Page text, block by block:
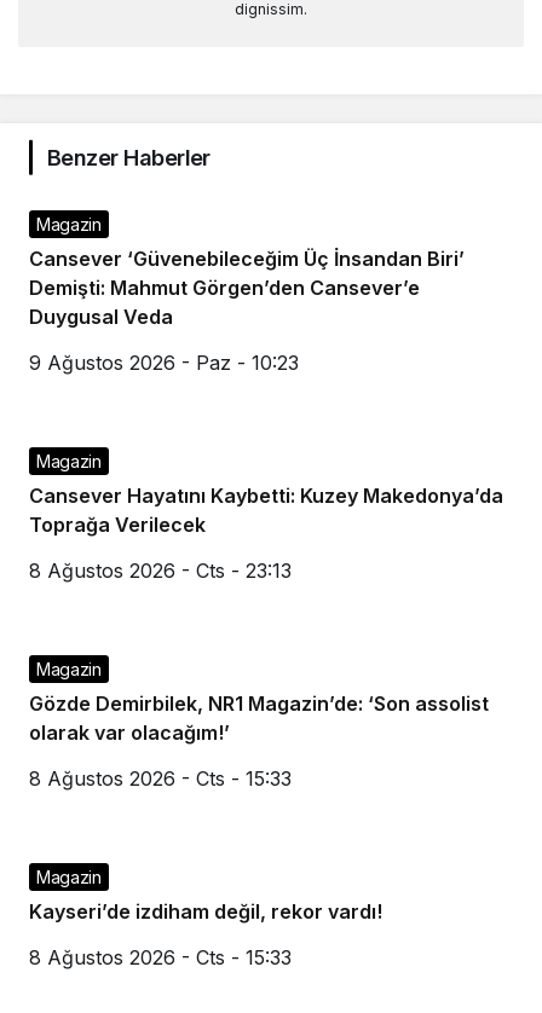
dignissim.
Benzer Haberler
Magazin
Cansever ‘Güvenebileceğim Üç İnsandan Biri’
Demişti: Mahmut Görgen’den Cansever’e
Duygusal Veda
9 Ağustos 2026 - Paz - 10:23
Magazin
Cansever Hayatını Kaybetti: Kuzey Makedonya’da
Toprağa Verilecek
8 Ağustos 2026 - Cts - 23:13
Magazin
Gözde Demirbilek, NR1 Magazin’de: ‘Son assolist
olarak var olacağım!’
8 Ağustos 2026 - Cts - 15:33
Magazin
Kayseri’de izdiham değil, rekor vardı!
8 Ağustos 2026 - Cts - 15:33